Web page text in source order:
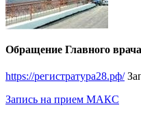
Обращение Главного
https://регистратура28.рф/
Запись на прием МАКС